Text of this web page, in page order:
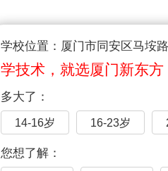
学校位置：厦门市同安区马垵
学技术，就选厦门新东方
多大了：
14-16岁 16-23岁
您想了解：